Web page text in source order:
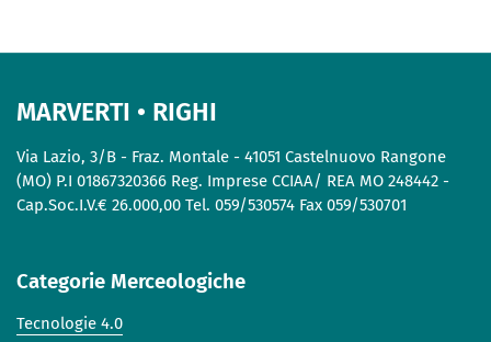
MARVERTI • RIGHI
Via Lazio, 3/B - Fraz. Montale - 41051 Castelnuovo Rangone
(MO) P.I 01867320366 Reg. Imprese CCIAA/ REA MO 248442 -
Cap.Soc.I.V.€ 26.000,00 Tel. 059/530574 Fax 059/530701
Categorie Merceologiche
Tecnologie 4.0